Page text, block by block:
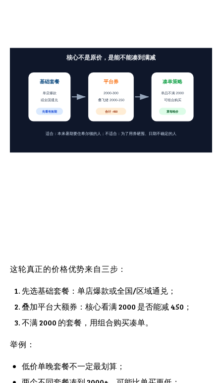
这轮真正的价格优势来自三步：
先选基础套餐：单店爆款或全国/区域通兑；
叠加平台大额券：核心看满 2000 是否能减 450；
不满 2000 的套餐，用组合购买凑单。
举例：
低价单晚套餐不一定最划算；